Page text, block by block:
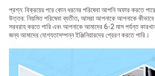
প্রশ্ন: বিক্রয়ের পরে কোন ধরনের পরিষেবা আপনি অফার করতে
উত্তর: নিয়মিত পরিষেবা ব্যতীত, আমরা আপনাকে আপনাকে কীভাবে
সরবরাহ করতে পারি এবং আপনাকে আমাদের 6-2 মাস পর্যন্ত
জন্য আমাদের যোগ্যতাসম্পন্ন ইঞ্জিনিয়ারদের প্রেরণ করতে পারি।